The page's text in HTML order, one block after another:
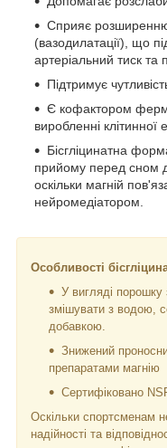
Сприяє
(вазодилатації), що
артеріальний тиск та
Підтримує
Є кофактором
виробленні клітинної
Бісгліцинатна
прийому перед сном
оскільки магній
нейромедіатором.
Особливості
У вигляді
змішувати з водою,
добавкою.
Знижений
препаратами магнію
Сертифіковано
Оскільки спортсменам
надійності та